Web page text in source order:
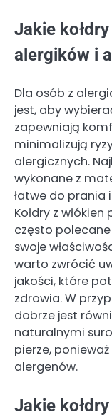
Jakie
alergików i
Dla osób z
jest, aby
zapewniają
minimalizują
alergicznych.
wykonane z
łatwe do prania
Kołdry z
często
swoje
warto zwrócić
jakości, które
zdrowia. W
dobrze jest
naturalnymi
pierze,
alergenów.
Jakie